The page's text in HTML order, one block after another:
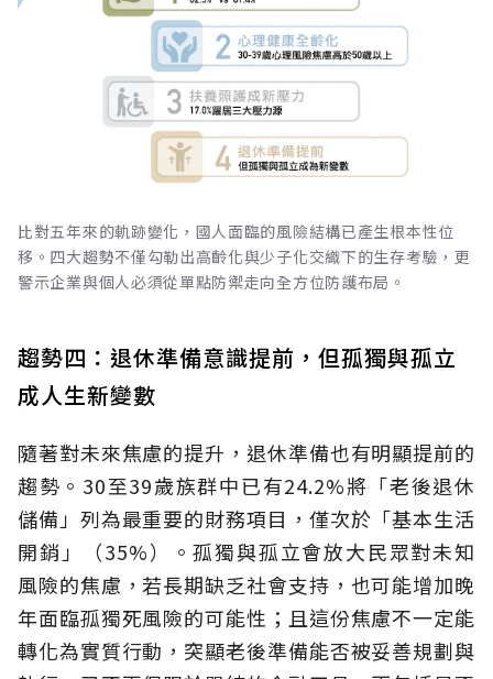
比對五年來的軌跡變化，國人面臨的風險結構已產生根本性位
移。四大趨勢不僅勾勒出高齡化與少子化交織下的生存考驗，更
警示企業與個人必須從單點防禦走向全方位防護布局。
趨勢四：退休準備意識提前，但孤獨與孤立
成人生新變數
隨著對未來焦慮的提升，退休準備也有明顯提前的
趨勢。30至39歲族群中已有24.2%將「老後退休
儲備」列為最重要的財務項目，僅次於「基本生活
開銷」（35%）。孤獨與孤立會放大民眾對未知
風險的焦慮，若長期缺乏社會支持，也可能增加晚
年面臨孤獨死風險的可能性；且這份焦慮不一定能
轉化為實質行動，突顯老後準備能否被妥善規劃與